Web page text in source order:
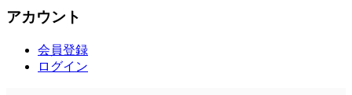
アカウント
会員登録
ログイン